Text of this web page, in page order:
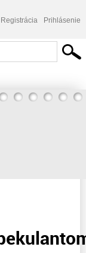
Registrácia Prihlásenie